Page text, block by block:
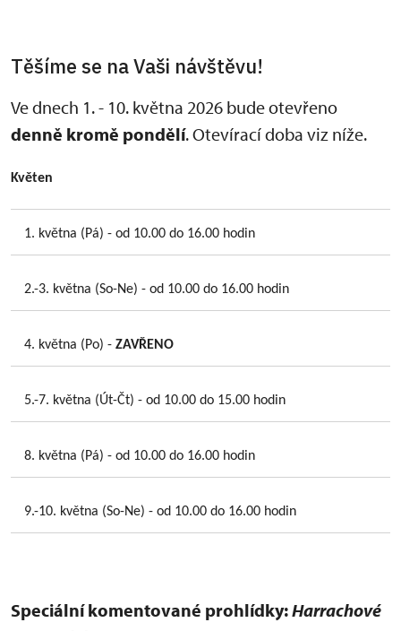
Těšíme se na Vaši návštěvu!
Ve dnech 1. - 10. května 2026 bude otevřeno
denně kromě pondělí. Otevírací doba viz níže.
Květen
1. května (Pá) - od 10.00 do 16.00 hodin
2.-3. května (So-Ne) - od 10.00 do 16.00 hodin
4. května (Po) - ZAVŘENO
5.-7. května (Út-Čt) - od 10.00 do 15.00 hodin
8. května (Pá) - od 10.00 do 16.00 hodin
9.-10. května (So-Ne) - od 10.00 do 16.00 hodin
Speciální komentované prohlídky:Harrachové